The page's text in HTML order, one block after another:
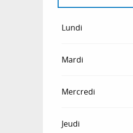
Lundi
Mardi
Mercredi
Jeudi